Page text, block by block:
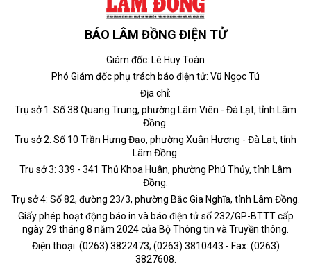
BÁO LÂM ĐỒNG ĐIỆN TỬ
Giám đốc: Lê Huy Toàn
Phó Giám đốc phụ trách báo điện tử: Vũ Ngọc Tú
Địa chỉ:
Trụ sở 1: Số 38 Quang Trung, phường Lâm Viên - Đà Lạt, tỉnh Lâm
Đồng.
Trụ sở 2: Số 10 Trần Hưng Đạo, phường Xuân Hương - Đà Lạt, tỉnh
Lâm Đồng.
Trụ sở 3: 339 - 341 Thủ Khoa Huân, phường Phú Thủy, tỉnh Lâm
Đồng.
Trụ sở 4: Số 82, đường 23/3, phường Bắc Gia Nghĩa, tỉnh Lâm Đồng.
Giấy phép hoạt động báo in và báo điện tử số 232/GP-BTTT cấp
ngày 29 tháng 8 năm 2024 của Bộ Thông tin và Truyền thông.
Điện thoại: (0263) 3822473; (0263) 3810443 - Fax: (0263)
3827608.